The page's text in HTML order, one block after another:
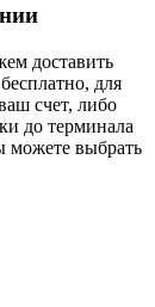
доставить
для
счет, либо
до терминала
можете выбрать